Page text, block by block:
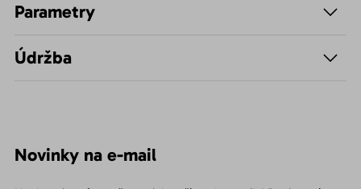
Parametry
Údržba
Novinky na e-mail